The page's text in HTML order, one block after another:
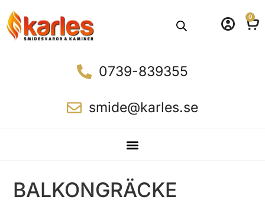
0
0739-839355
smide@karles.se
BALKONGRÄCKE